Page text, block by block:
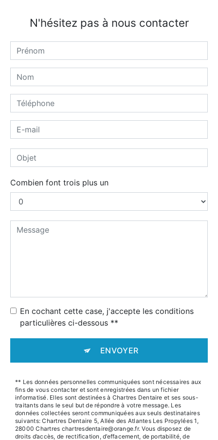
N'hésitez pas à nous contacter
Combien font trois plus un
En cochant cette case, j'accepte les conditions
particulières ci-dessous **
ENVOYER
** Les données personnelles communiquées sont nécessaires aux
fins de vous contacter et sont enregistrées dans un fichier
informatisé. Elles sont destinées à Chartres Dentaire et ses sous-
traitants dans le seul but de répondre à votre message. Les
données collectées seront communiquées aux seuls destinataires
suivants: Chartres Dentaire 5, Allée des Atlantes Les Propylées 1,
28000 Chartres chartresdentaire@orange.fr. Vous disposez de
droits d’accès, de rectification, d’effacement, de portabilité, de